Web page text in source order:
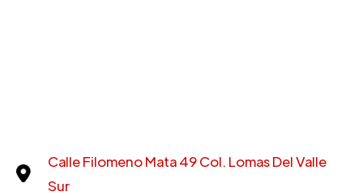
Calle Filomeno Mata 49 Col. Lomas Del Valle
Sur